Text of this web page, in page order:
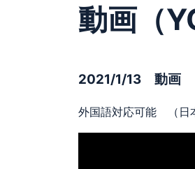
動画（
2021/1/13 動画
外国語対応可能 （日